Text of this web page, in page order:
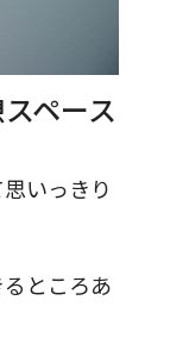
ペース
いっきり
ところあ